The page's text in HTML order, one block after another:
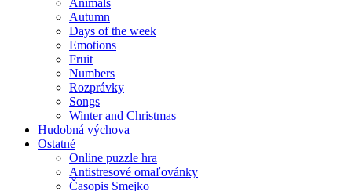
Animals
Autumn
Days of the week
Emotions
Fruit
Numbers
Rozprávky
Songs
Winter and Christmas
Hudobná výchova
Ostatné
Online puzzle hra
Antistresové omaľovánky
Časopis Smejko